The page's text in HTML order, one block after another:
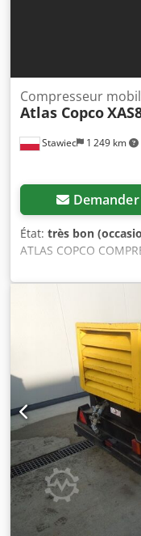
Stawiec 1 249 km
Compresseur
Atlas Copco
Demander
État: très bon
ATLAS COPCO
Compresseur DIESEL
service Données
pression de travail 7
production 2012 ;
compresseur
fonctionner, nous
prix brut : 46494 zł
une vidéo montrant